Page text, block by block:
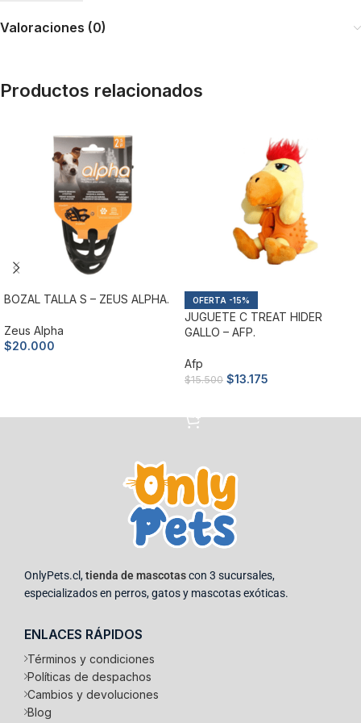
Valoraciones (0)
Productos relacionados
BOZAL TALLA S – ZEUS ALPHA.
Zeus Alpha
$20.000
-15%
JUGUETE C TREAT HIDER
GALLO – AFP.
Afp
$15.500 $13.175
OnlyPets.cl,tienda de mascotascon 3 sucursales,
especializados en perros, gatos y mascotas exóticas.
ENLACES RÁPIDOS
Términos y condiciones
Políticas de despachos
Cambios y devoluciones
Blog